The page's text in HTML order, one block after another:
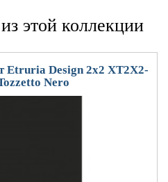
этой коллекции
Etruria Design 2x2 XT2X2-
Nero